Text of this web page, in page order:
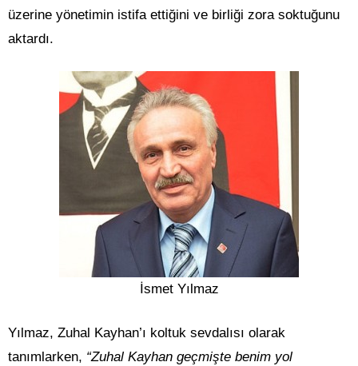
üzerine yönetimin istifa ettiğini ve birliği zora soktuğunu
aktardı.
İsmet Yılmaz
Yılmaz, Zuhal Kayhan’ı koltuk sevdalısı olarak
tanımlarken, “Zuhal Kayhan geçmişte benim yol